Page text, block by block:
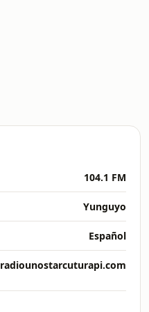
104.1 FM
Yunguyo
Español
radiounostarcuturapi.com